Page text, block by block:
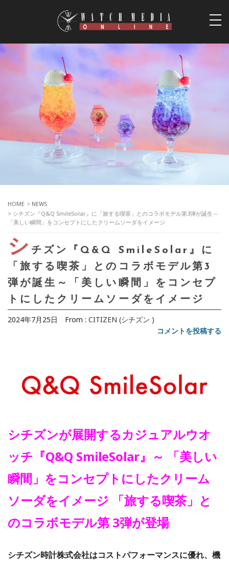
HOME > NEWS
> シチズン『Q&Q SmileSolar』に「旅する喫茶」とのコラボモデル第3弾が誕生～
「美しい瞬間」をコンセプトにしたクリームソーダをイメージ
シ チズン『Q&Q SmileSolar』に
「旅する喫茶」とのコラボモデル第3
弾が誕生～「美しい瞬間」をコンセプ
トにしたクリームソーダをイメージ
2024年7月25日 From : CITIZEN (シチズン )
コメントを投稿する
シチズンが展開するカジュアルウオ
ッチ『Q&Q SmileSolar』～ 「美しい
瞬間」をコンセプトにしたクリーム
ソーダをイメージ 「旅する喫茶」と
のコラボモデル第 3弾が登場
シチズン時計株式会社はコストパフォーマンスに優れ、機